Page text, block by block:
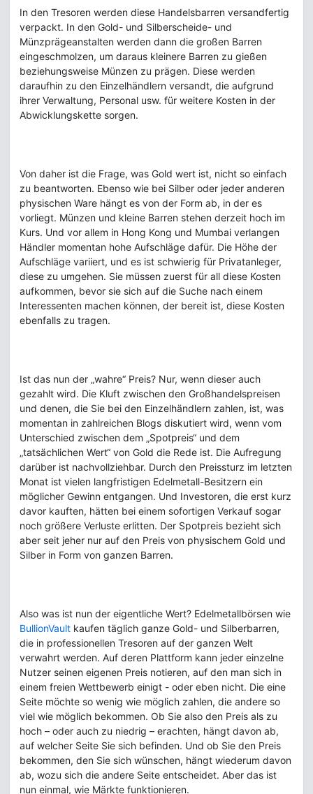
In den Tresoren werden diese Handelsbarren versandfertig
verpackt. In den Gold- und Silberscheide- und
Münzprägeanstalten werden dann die großen Barren
eingeschmolzen, um daraus kleinere Barren zu gießen
beziehungsweise Münzen zu prägen. Diese werden
daraufhin zu den Einzelhändlern versandt, die aufgrund
ihrer Verwaltung, Personal usw. für weitere Kosten in der
Abwicklungskette sorgen.
Von daher ist die Frage, was Gold wert ist, nicht so einfach
zu beantworten. Ebenso wie bei Silber oder jeder anderen
physischen Ware hängt es von der Form ab, in der es
vorliegt. Münzen und kleine Barren stehen derzeit hoch im
Kurs. Und vor allem in Hong Kong und Mumbai verlangen
Händler momentan hohe Aufschläge dafür. Die Höhe der
Aufschläge variiert, und es ist schwierig für Privatanleger,
diese zu umgehen. Sie müssen zuerst für all diese Kosten
aufkommen, bevor sie sich auf die Suche nach einem
Interessenten machen können, der bereit ist, diese Kosten
ebenfalls zu tragen.
Ist das nun der „wahre“ Preis? Nur, wenn dieser auch
gezahlt wird. Die Kluft zwischen den Großhandelspreisen
und denen, die Sie bei den Einzelhändlern zahlen, ist, was
momentan in zahlreichen Blogs diskutiert wird, wenn vom
Unterschied zwischen dem „Spotpreis“ und dem
„tatsächlichen Wert“ von Gold die Rede ist. Die Aufregung
darüber ist nachvollziehbar. Durch den Preissturz im letzten
Monat ist vielen langfristigen Edelmetall-Besitzern ein
möglicher Gewinn entgangen. Und Investoren, die erst kurz
davor kauften, hätten bei einem sofortigen Verkauf sogar
noch größere Verluste erlitten. Der Spotpreis bezieht sich
aber seit jeher nur auf den Preis von physischem Gold und
Silber in Form von ganzen Barren.
Also was ist nun der eigentliche Wert? Edelmetallbörsen wie
BullionVault kaufen täglich ganze Gold- und Silberbarren,
die in professionellen Tresoren auf der ganzen Welt
verwahrt werden. Auf deren Plattform kann jeder einzelne
Nutzer seinen eigenen Preis notieren, auf den man sich in
einem freien Wettbewerb einigt - oder eben nicht. Die eine
Seite möchte so wenig wie möglich zahlen, die andere so
viel wie möglich bekommen. Ob Sie also den Preis als zu
hoch – oder auch zu niedrig – erachten, hängt davon ab,
auf welcher Seite Sie sich befinden. Und ob Sie den Preis
bekommen, den Sie sich wünschen, hängt wiederum davon
ab, wozu sich die andere Seite entscheidet. Aber das ist
nun einmal, wie Märkte funktionieren.